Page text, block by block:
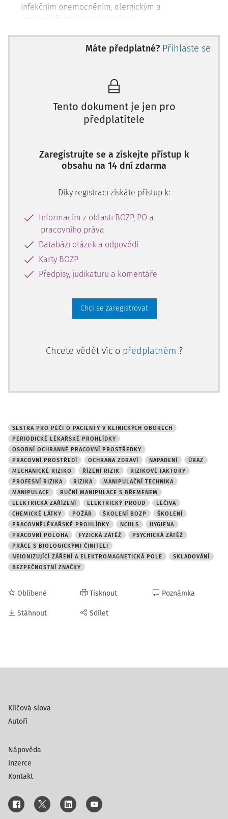
infekčním onemocněním, alergickým a
imunodeficitním onemocněním,
neurologickým onemocněním, o pacienty v
gerontologii a o pacienty se striemi.
překladem, propouštěním a úmrtím pacienta.
Vedení příslušné zdravotnické dokumentace.
Máte předplatné? Přihlaste se
Tento dokument je jen pro
předplatitele
Zaregistrujte se a získejte přístup k
obsahu na 14 dní zdarma
Díky registraci získáte přístup k:
Informacím z oblasti BOZP, PO a
pracovního práva
Databázi otázek a odpovědí
Karty BOZP
Předpisy, judikaturu a komentáře
Chci se zaregistrovat
Chcete vědět víc o předplatném ?
SESTRA PRO PÉČI O PACIENTY V KLINICKÝCH OBORECH
PERIODICKÉ LÉKAŘSKÉ PROHLÍDKY
OSOBNÍ OCHRANNÉ PRACOVNÍ PROSTŘEDKY
PRACOVNÍ PROSTŘEDÍ
OCHRANA ZDRAVÍ NAPADENÍ
ÚRAZ
MECHANICKÉ RIZIKO
ŘÍZENÍ RIZIK
RIZIKOVÉ FAKTORY
PROFESNÍ RIZIKA
RIZIKA
MANIPULAČNÍ TECHNIKA
MANIPULACE
RUČNÍ MANIPULACE S BŘEMENEM
ELEKTRICKÁ ZAŘÍZENÍ
ELEKTRICKÝ PROUD
LÉČIVA
CHEMICKÉ LÁTKY
POŽÁR ŠKOLENÍ BOZP
ŠKOLENÍ
PRACOVNĚLÉKAŘSKÉ PROHLÍDKY
NCHLS
HYGIENA
PRACOVNÍ POLOHA
FYZICKÁ ZÁTĚŽ
PSYCHICKÁ ZÁTĚŽ
PRÁCE S BIOLOGICKÝMI ČINITELI
NEIONIZUJÍCÍ ZÁŘENÍ A ELEKTROMAGNETICKÁ POLE
SKLADOVÁNÍ
BEZPEČNOSTNÍ ZNAČKY
Oblíbené
Stáhnout
Tisknout
Sdílet
Poznámka
Klíčová slova
Autoři
Nápověda
Inzerce
Kontakt